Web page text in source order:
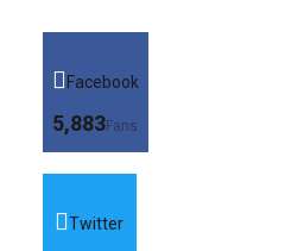
Facebook
5,883Fans
Twitter